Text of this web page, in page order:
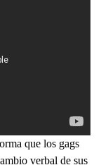
que los gags
verbal de sus